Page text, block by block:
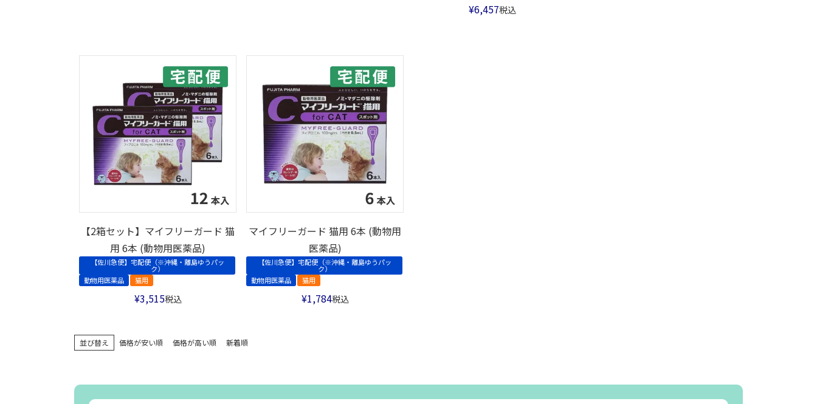
¥6,457税込
【2箱セット】マイフリーガード 猫
用 6本 (動物用医薬品)
【佐川急便】宅配便（※沖縄・離島ゆうパッ
ク）
動物用医薬品
猫用
¥3,515税込
マイフリーガード 猫用 6本 (動物用
医薬品)
【佐川急便】宅配便（※沖縄・離島ゆうパッ
ク）
動物用医薬品
猫用
¥1,784税込
並び替え 価格が安い順 価格が高い順 新着順